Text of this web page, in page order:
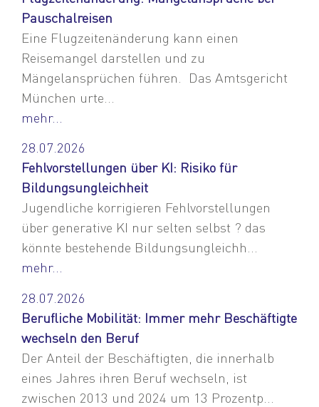
Pauschalreisen
Eine Flugzeitenänderung kann einen
Reisemangel darstellen und zu
Mängelansprüchen führen. Das Amtsgericht
München urte...
mehr...
28.07.2026
Fehlvorstellungen über KI: Risiko für
Bildungsungleichheit
Jugendliche korrigieren Fehlvorstellungen
über generative KI nur selten selbst ? das
könnte bestehende Bildungsungleichh...
mehr...
28.07.2026
Berufliche Mobilität: Immer mehr Beschäftigte
wechseln den Beruf
Der Anteil der Beschäftigten, die innerhalb
eines Jahres ihren Beruf wechseln, ist
zwischen 2013 und 2024 um 13 Prozentp...